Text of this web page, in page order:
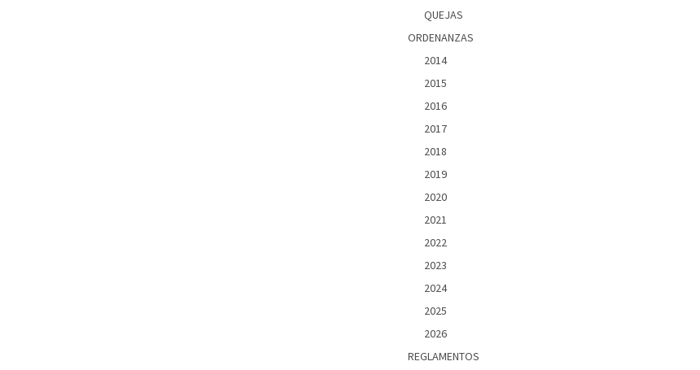
QUEJAS
ORDENANZAS
2014
2015
2016
2017
2018
2019
2020
2021
2022
2023
2024
2025
2026
REGLAMENTOS